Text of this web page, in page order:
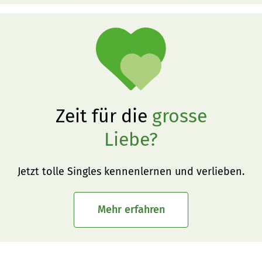
Zeit für die grosse
Liebe?
Jetzt tolle Singles kennenlernen und verlieben.
Mehr erfahren